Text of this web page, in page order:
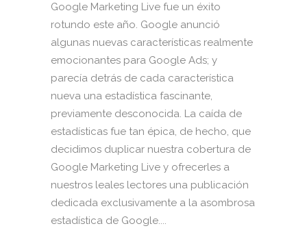
Google Marketing Live fue un éxito
rotundo este año. Google anunció
algunas nuevas características realmente
emocionantes para Google Ads; y
parecía detrás de cada característica
nueva una estadística fascinante,
previamente desconocida. La caída de
estadísticas fue tan épica, de hecho, que
decidimos duplicar nuestra cobertura de
Google Marketing Live y ofrecerles a
nuestros leales lectores una publicación
dedicada exclusivamente a la asombrosa
estadística de Google....